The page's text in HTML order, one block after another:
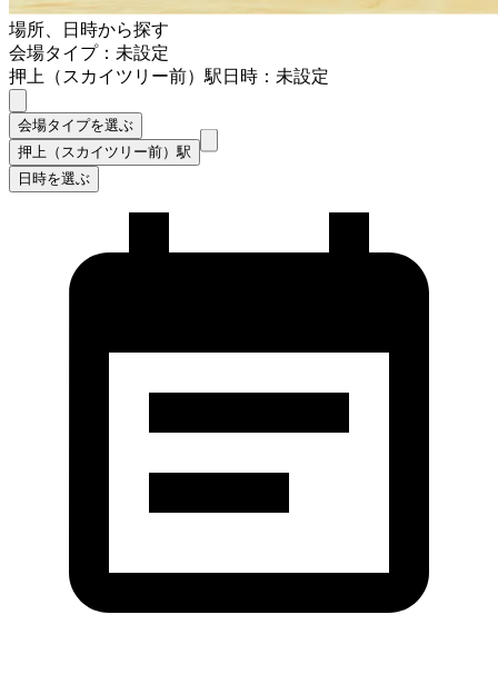
場所、日時から探す
会場タイプ：未設定
押上（スカイツリー前）駅日時：未設定
会場タイプを選ぶ
押上（スカイツリー前）駅
日時を選ぶ